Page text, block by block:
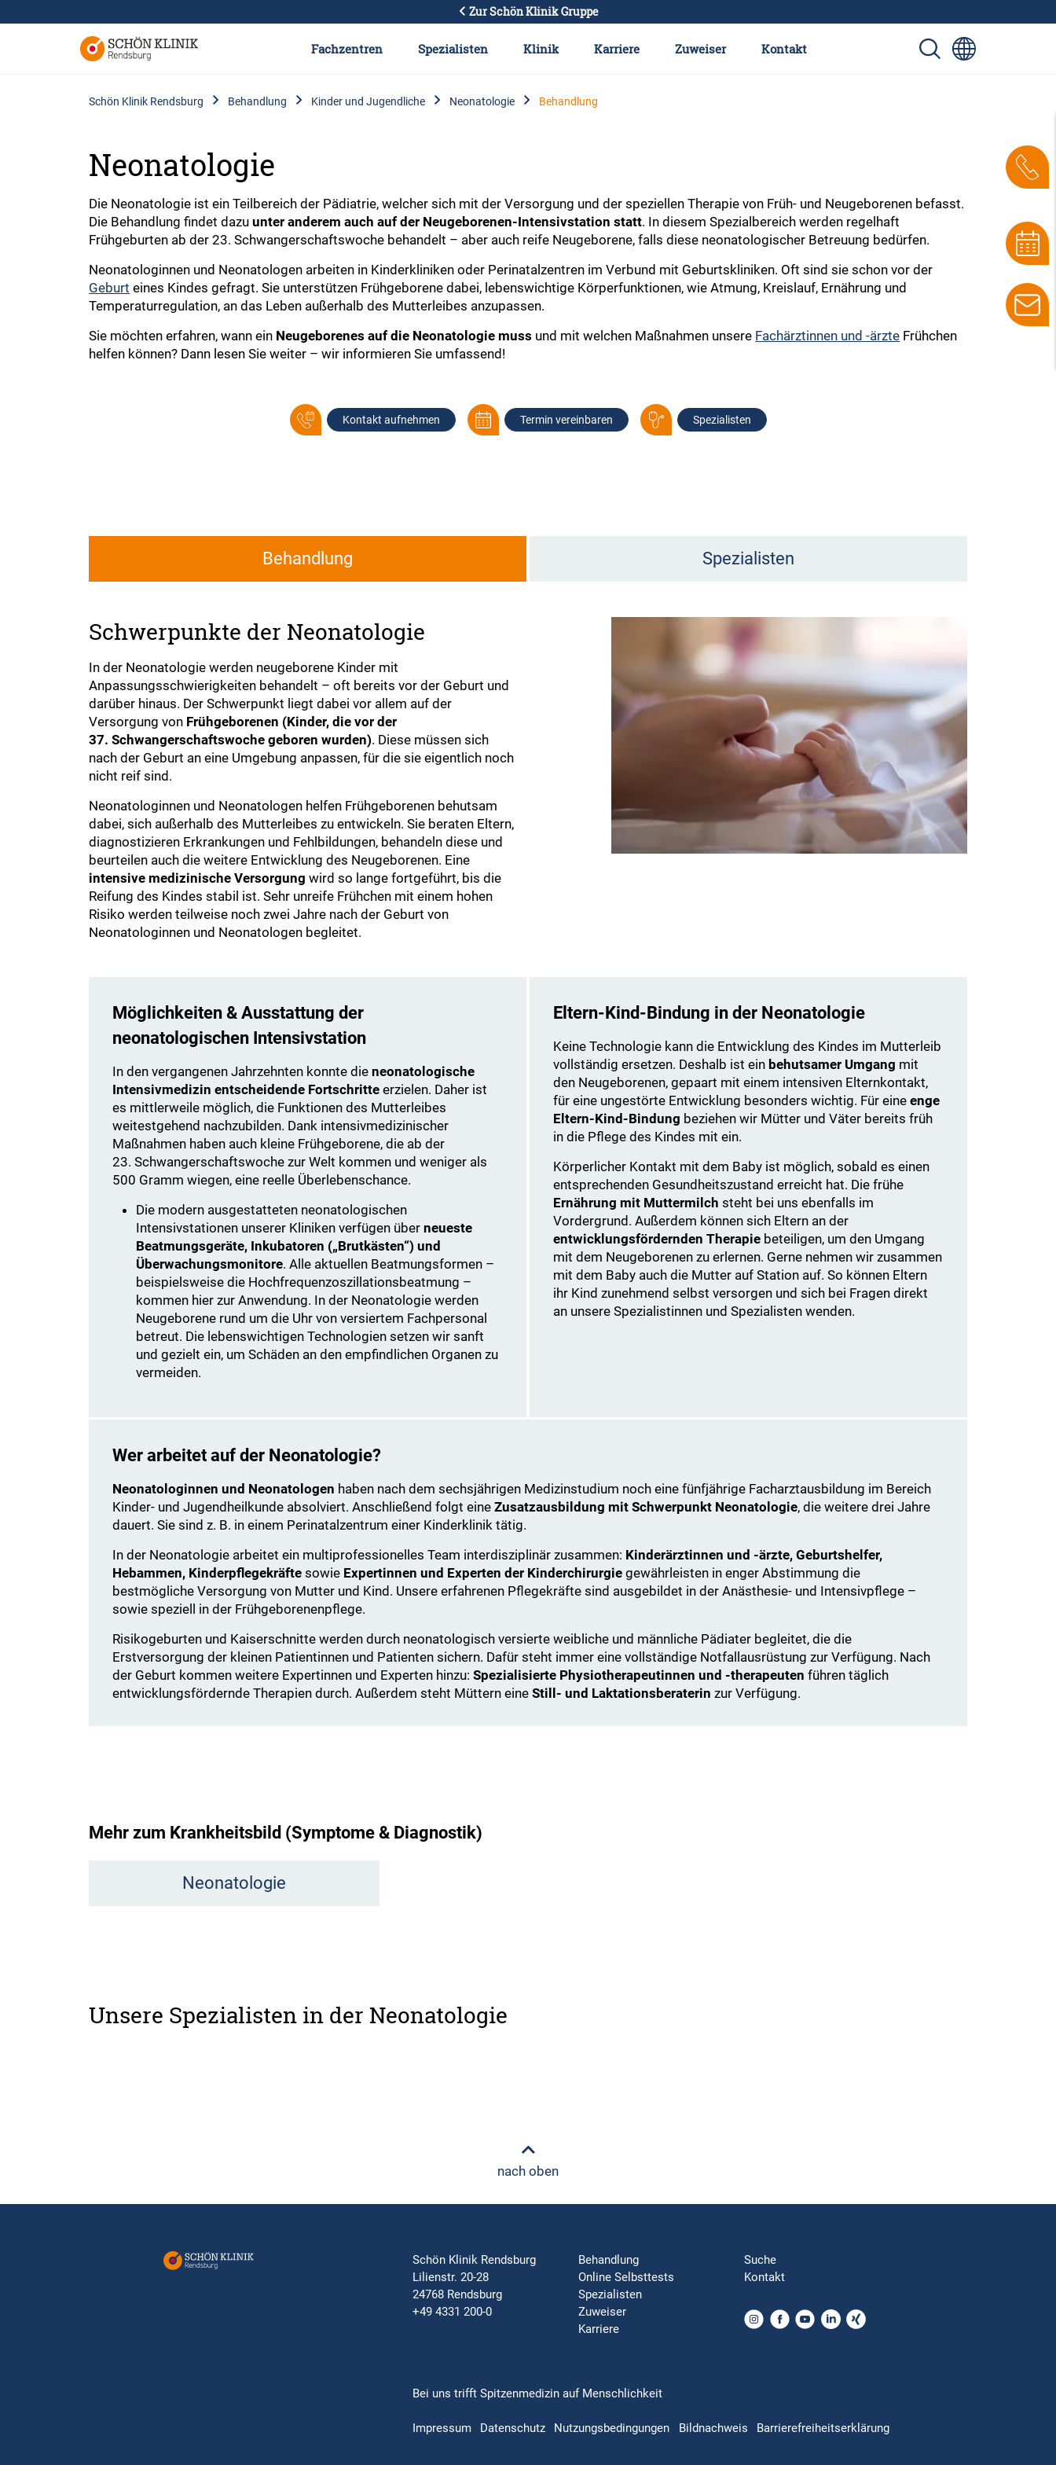
Zur Schön Klinik Gruppe
Fachzentren Spezialisten Klinik Karriere Zuweiser Kontakt
Schön Klinik Rendsburg Behandlung Kinder und Jugendliche Neonatologie Behandlung
Neonatologie
Die Neonatologie ist ein Teilbereich der Pädiatrie, welcher sich mit der Versorgung und der speziellen Therapie von Früh- und Neugeborenen befasst.
Die Behandlung findet dazuunter anderem auch auf der Neugeborenen-Intensivstation statt. In diesem Spezialbereich werden regelhaft
Frühgeburten ab der 23. Schwangerschaftswoche behandelt – aber auch reife Neugeborene, falls diese neonatologischer Betreuung bedürfen.
Neonatologinnen und Neonatologen arbeiten in Kinderkliniken oder Perinatalzentren im Verbund mit Geburtskliniken. Oft sind sie schon vor der
Geburt eines Kindes gefragt. Sie unterstützen Frühgeborene dabei, lebenswichtige Körperfunktionen, wie Atmung, Kreislauf, Ernährung und
Temperaturregulation, an das Leben außerhalb des Mutterleibes anzupassen.
Sie möchten erfahren, wann ein Neugeborenes auf die Neonatologie muss und mit welchen Maßnahmen unsere Fachärztinnen und -ärzte Frühchen
helfen können? Dann lesen Sie weiter – wir informieren Sie umfassend!
Kontakt aufnehmen Termin vereinbaren Spezialisten
Behandlung Spezialisten
Schwerpunkte der Neonatologie
In der Neonatologie werden neugeborene Kinder mit
Anpassungsschwierigkeiten behandelt – oft bereits vor der Geburt und
darüber hinaus. Der Schwerpunkt liegt dabei vor allem auf der
Versorgung von Frühgeborenen (Kinder, die vor der
37. Schwangerschaftswoche geboren wurden). Diese müssen sich
nach der Geburt an eine Umgebung anpassen, für die sie eigentlich noch
nicht reif sind.
Neonatologinnen und Neonatologen helfen Frühgeborenen behutsam
dabei, sich außerhalb des Mutterleibes zu entwickeln. Sie beraten Eltern,
diagnostizieren Erkrankungen und Fehlbildungen, behandeln diese und
beurteilen auch die weitere Entwicklung des Neugeborenen. Eine
intensive medizinische Versorgung wird so lange fortgeführt, bis die
Reifung des Kindes stabil ist. Sehr unreife Frühchen mit einem hohen
Risiko werden teilweise noch zwei Jahre nach der Geburt von
Neonatologinnen und Neonatologen begleitet.
Möglichkeiten & Ausstattung der
neonatologischen Intensivstation
In den vergangenen Jahrzehnten konnte dieneonatologische
Intensivmedizin entscheidende Fortschritte erzielen. Daher ist
es mittlerweile möglich, die Funktionen des Mutterleibes
weitestgehend nachzubilden. Dank intensivmedizinischer
Maßnahmen haben auch kleine Frühgeborene, die ab der
23. Schwangerschaftswoche zur Welt kommen und weniger als
500 Gramm wiegen, eine reelle Überlebenschance.
Die modern ausgestatteten neonatologischen
Intensivstationen unserer Kliniken verfügen überneueste
Beatmungsgeräte, Inkubatoren („Brutkästen“) und
Überwachungsmonitore. Alle aktuellen Beatmungsformen –
beispielsweise die Hochfrequenzoszillationsbeatmung –
kommen hier zur Anwendung. In der Neonatologie werden
Neugeborene rund um die Uhr von versiertem Fachpersonal
betreut. Die lebenswichtigen Technologien setzen wir sanft
und gezielt ein, um Schäden an den empfindlichen Organen zu
vermeiden.
Eltern-Kind-Bindung in der Neonatologie
Keine Technologie kann die Entwicklung des Kindes im Mutterleib
vollständig ersetzen. Deshalb ist ein behutsamer Umgang mit
den Neugeborenen, gepaart mit einem intensiven Elternkontakt,
für eine ungestörte Entwicklung besonders wichtig. Für eine enge
Eltern-Kind-Bindung beziehen wir Mütter und Väter bereits früh
in die Pflege des Kindes mit ein.
Körperlicher Kontakt mit dem Baby ist möglich, sobald es einen
entsprechenden Gesundheitszustand erreicht hat. Die frühe
Ernährung mit Muttermilch steht bei uns ebenfalls im
Vordergrund. Außerdem können sich Eltern an der
entwicklungsfördernden Therapiebeteiligen, um den Umgang
mit dem Neugeborenen zu erlernen. Gerne nehmen wir zusammen
mit dem Baby auch die Mutter auf Station auf. So können Eltern
ihr Kind zunehmend selbst versorgen und sich bei Fragen direkt
an unsere Spezialistinnen und Spezialisten wenden.
Wer arbeitet auf der Neonatologie?
Neonatologinnen und Neonatologen haben nach dem sechsjährigen Medizinstudium noch eine fünfjährige Facharztausbildung im Bereich
Kinder- und Jugendheilkunde absolviert. Anschließend folgt eineZusatzausbildung mit Schwerpunkt Neonatologie, die weitere drei Jahre
dauert. Sie sind z. B. in einem Perinatalzentrum einer Kinderklinik tätig.
In der Neonatologie arbeitet ein multiprofessionelles Team interdisziplinär zusammen: Kinderärztinnen und -ärzte, Geburtshelfer,
Hebammen, Kinderpflegekräfte sowie Expertinnen und Experten der Kinderchirurgie gewährleisten in enger Abstimmung die
bestmögliche Versorgung von Mutter und Kind. Unsere erfahrenen Pflegekräfte sind ausgebildet in der Anästhesie- und Intensivpflege –
sowie speziell in der Frühgeborenenpflege.
Risikogeburten und Kaiserschnitte werden durch neonatologisch versierte weibliche und männliche Pädiater begleitet, die die
Erstversorgung der kleinen Patientinnen und Patienten sichern. Dafür steht immer eine vollständige Notfallausrüstung zur Verfügung. Nach
der Geburt kommen weitere Expertinnen und Experten hinzu:Spezialisierte Physiotherapeutinnen und -therapeuten führen täglich
entwicklungsfördernde Therapien durch. Außerdem steht Müttern eineStill- und Laktationsberaterin zur Verfügung.
Mehr zum Krankheitsbild (Symptome & Diagnostik)
Neonatologie
Unsere Spezialisten in der Neonatologie
nach oben
Schön Klinik Rendsburg
Lilienstr. 20-28
24768 Rendsburg
+49 4331 200-0
Behandlung
Online Selbsttests
Spezialisten
Zuweiser
Karriere
Suche
Kontakt
Bei uns trifft Spitzenmedizin auf Menschlichkeit
Impressum Datenschutz Nutzungsbedingungen Bildnachweis Barrierefreiheitserklärung